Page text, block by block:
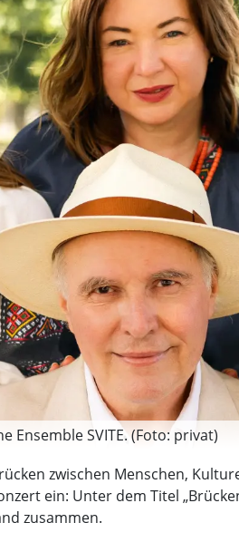
Ensemble SVITE. (Foto: privat)
zwischen Menschen,
ein: Unter dem Titel
zusammen.